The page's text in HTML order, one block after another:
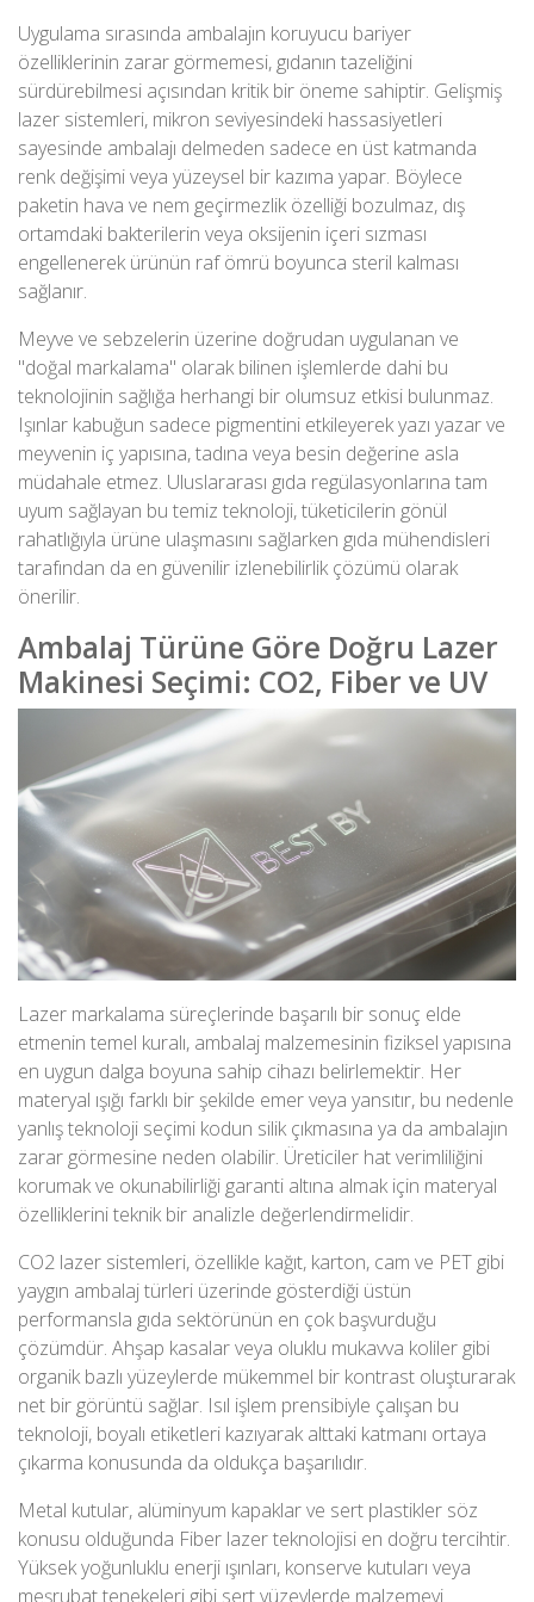
Uygulama sırasında ambalajın koruyucu bariyer
özelliklerinin zarar görmemesi, gıdanın tazeliğini
sürdürebilmesi açısından kritik bir öneme sahiptir. Gelişmiş
lazer sistemleri, mikron seviyesindeki hassasiyetleri
sayesinde ambalajı delmeden sadece en üst katmanda
renk değişimi veya yüzeysel bir kazıma yapar. Böylece
paketin hava ve nem geçirmezlik özelliği bozulmaz, dış
ortamdaki bakterilerin veya oksijenin içeri sızması
engellenerek ürünün raf ömrü boyunca steril kalması
sağlanır.
Meyve ve sebzelerin üzerine doğrudan uygulanan ve
"doğal markalama" olarak bilinen işlemlerde dahi bu
teknolojinin sağlığa herhangi bir olumsuz etkisi bulunmaz.
Işınlar kabuğun sadece pigmentini etkileyerek yazı yazar ve
meyvenin iç yapısına, tadına veya besin değerine asla
müdahale etmez. Uluslararası gıda regülasyonlarına tam
uyum sağlayan bu temiz teknoloji, tüketicilerin gönül
rahatlığıyla ürüne ulaşmasını sağlarken gıda mühendisleri
tarafından da en güvenilir izlenebilirlik çözümü olarak
önerilir.
Ambalaj Türüne Göre Doğru Lazer
Makinesi Seçimi: CO2, Fiber ve UV
Lazer markalama süreçlerinde başarılı bir sonuç elde
etmenin temel kuralı, ambalaj malzemesinin fiziksel yapısına
en uygun dalga boyuna sahip cihazı belirlemektir. Her
materyal ışığı farklı bir şekilde emer veya yansıtır, bu nedenle
yanlış teknoloji seçimi kodun silik çıkmasına ya da ambalajın
zarar görmesine neden olabilir. Üreticiler hat verimliliğini
korumak ve okunabilirliği garanti altına almak için materyal
özelliklerini teknik bir analizle değerlendirmelidir.
CO2 lazer sistemleri, özellikle kağıt, karton, cam ve PET gibi
yaygın ambalaj türleri üzerinde gösterdiği üstün
performansla gıda sektörünün en çok başvurduğu
çözümdür. Ahşap kasalar veya oluklu mukavva koliler gibi
organik bazlı yüzeylerde mükemmel bir kontrast oluşturarak
net bir görüntü sağlar. Isıl işlem prensibiyle çalışan bu
teknoloji, boyalı etiketleri kazıyarak alttaki katmanı ortaya
çıkarma konusunda da oldukça başarılıdır.
Metal kutular, alüminyum kapaklar ve sert plastikler söz
konusu olduğunda Fiber lazer teknolojisi en doğru tercihtir.
Yüksek yoğunluklu enerji ışınları, konserve kutuları veya
meşrubat tenekeleri gibi sert yüzeylerde malzemeyi